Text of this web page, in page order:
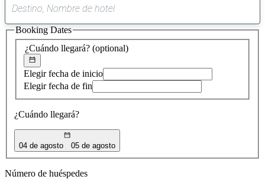
sugerencia
encontrada
¿Cuándo llegará? (optional)
Elegir fecha de inicio
Elegir fecha de fin
¿Cuándo llegará?
04 de agosto 05 de agosto
Booking Dates
Número de huéspedes